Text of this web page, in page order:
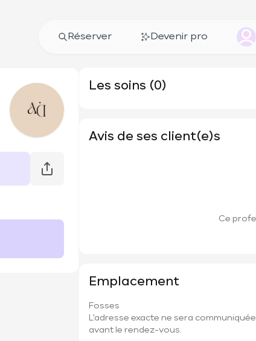
Réserver Devenir pro
Les soins (0)
Avis de ses client(e)s
Ce
Emplacement
Fosses
L'adresse exacte ne sera
avant le rendez-vous.